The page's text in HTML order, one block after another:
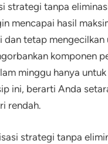
strategi tanpa
mencapai hasil
dan tetap
komponen
minggu hanya
ini, berarti Anda
rendah.
strategi tanpa